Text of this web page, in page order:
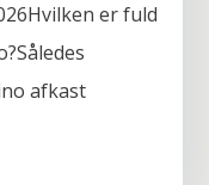
er fuld
afkast